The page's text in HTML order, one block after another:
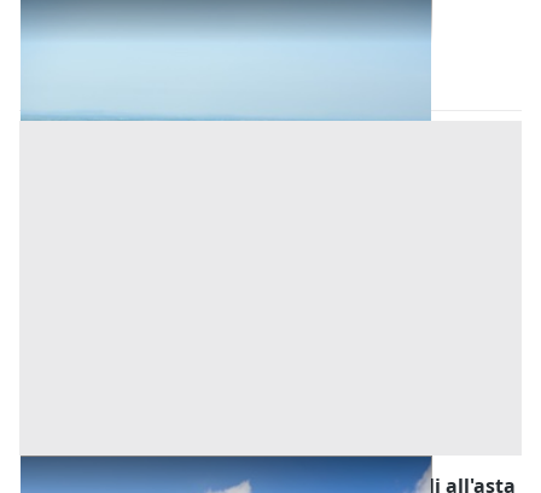
Terreni all'asta a Bonarcado
Fabbricati Costruiti per Esigenze Industriali all'asta